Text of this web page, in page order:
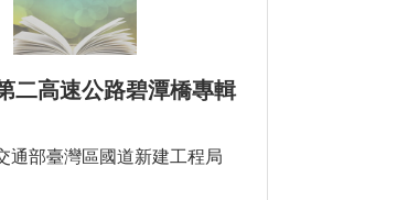
二高速公路碧潭橋專輯
通部臺灣區國道新建工程局